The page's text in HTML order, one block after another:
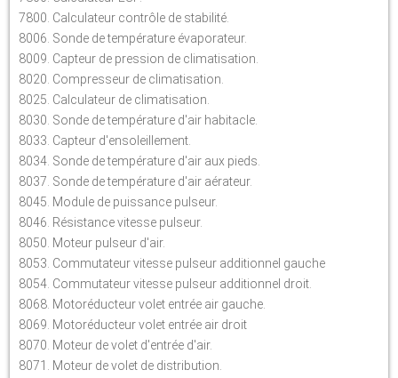
7800. Calculateur contrôle de stabilité.
8006. Sonde de température évaporateur.
8009. Capteur de pression de climatisation.
8020. Compresseur de climatisation.
8025. Calculateur de climatisation.
8030. Sonde de température d'air habitacle.
8033. Capteur d'ensoleillement.
8034. Sonde de température d'air aux pieds.
8037. Sonde de température d'air aérateur.
8045. Module de puissance pulseur.
8046. Résistance vitesse pulseur.
8050. Moteur pulseur d'air.
8053. Commutateur vitesse pulseur additionnel gauche
8054. Commutateur vitesse pulseur additionnel droit.
8068. Motoréducteur volet entrée air gauche.
8069. Motoréducteur volet entrée air droit
8070. Moteur de volet d'entrée d'air.
8071. Moteur de volet de distribution.